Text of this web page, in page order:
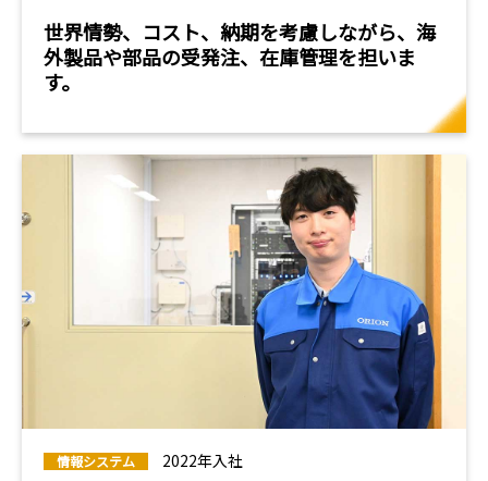
世界情勢、コスト、納期を考慮しながら、海
外製品や部品の受発注、在庫管理を担いま
す。
情報システム 2022年入社